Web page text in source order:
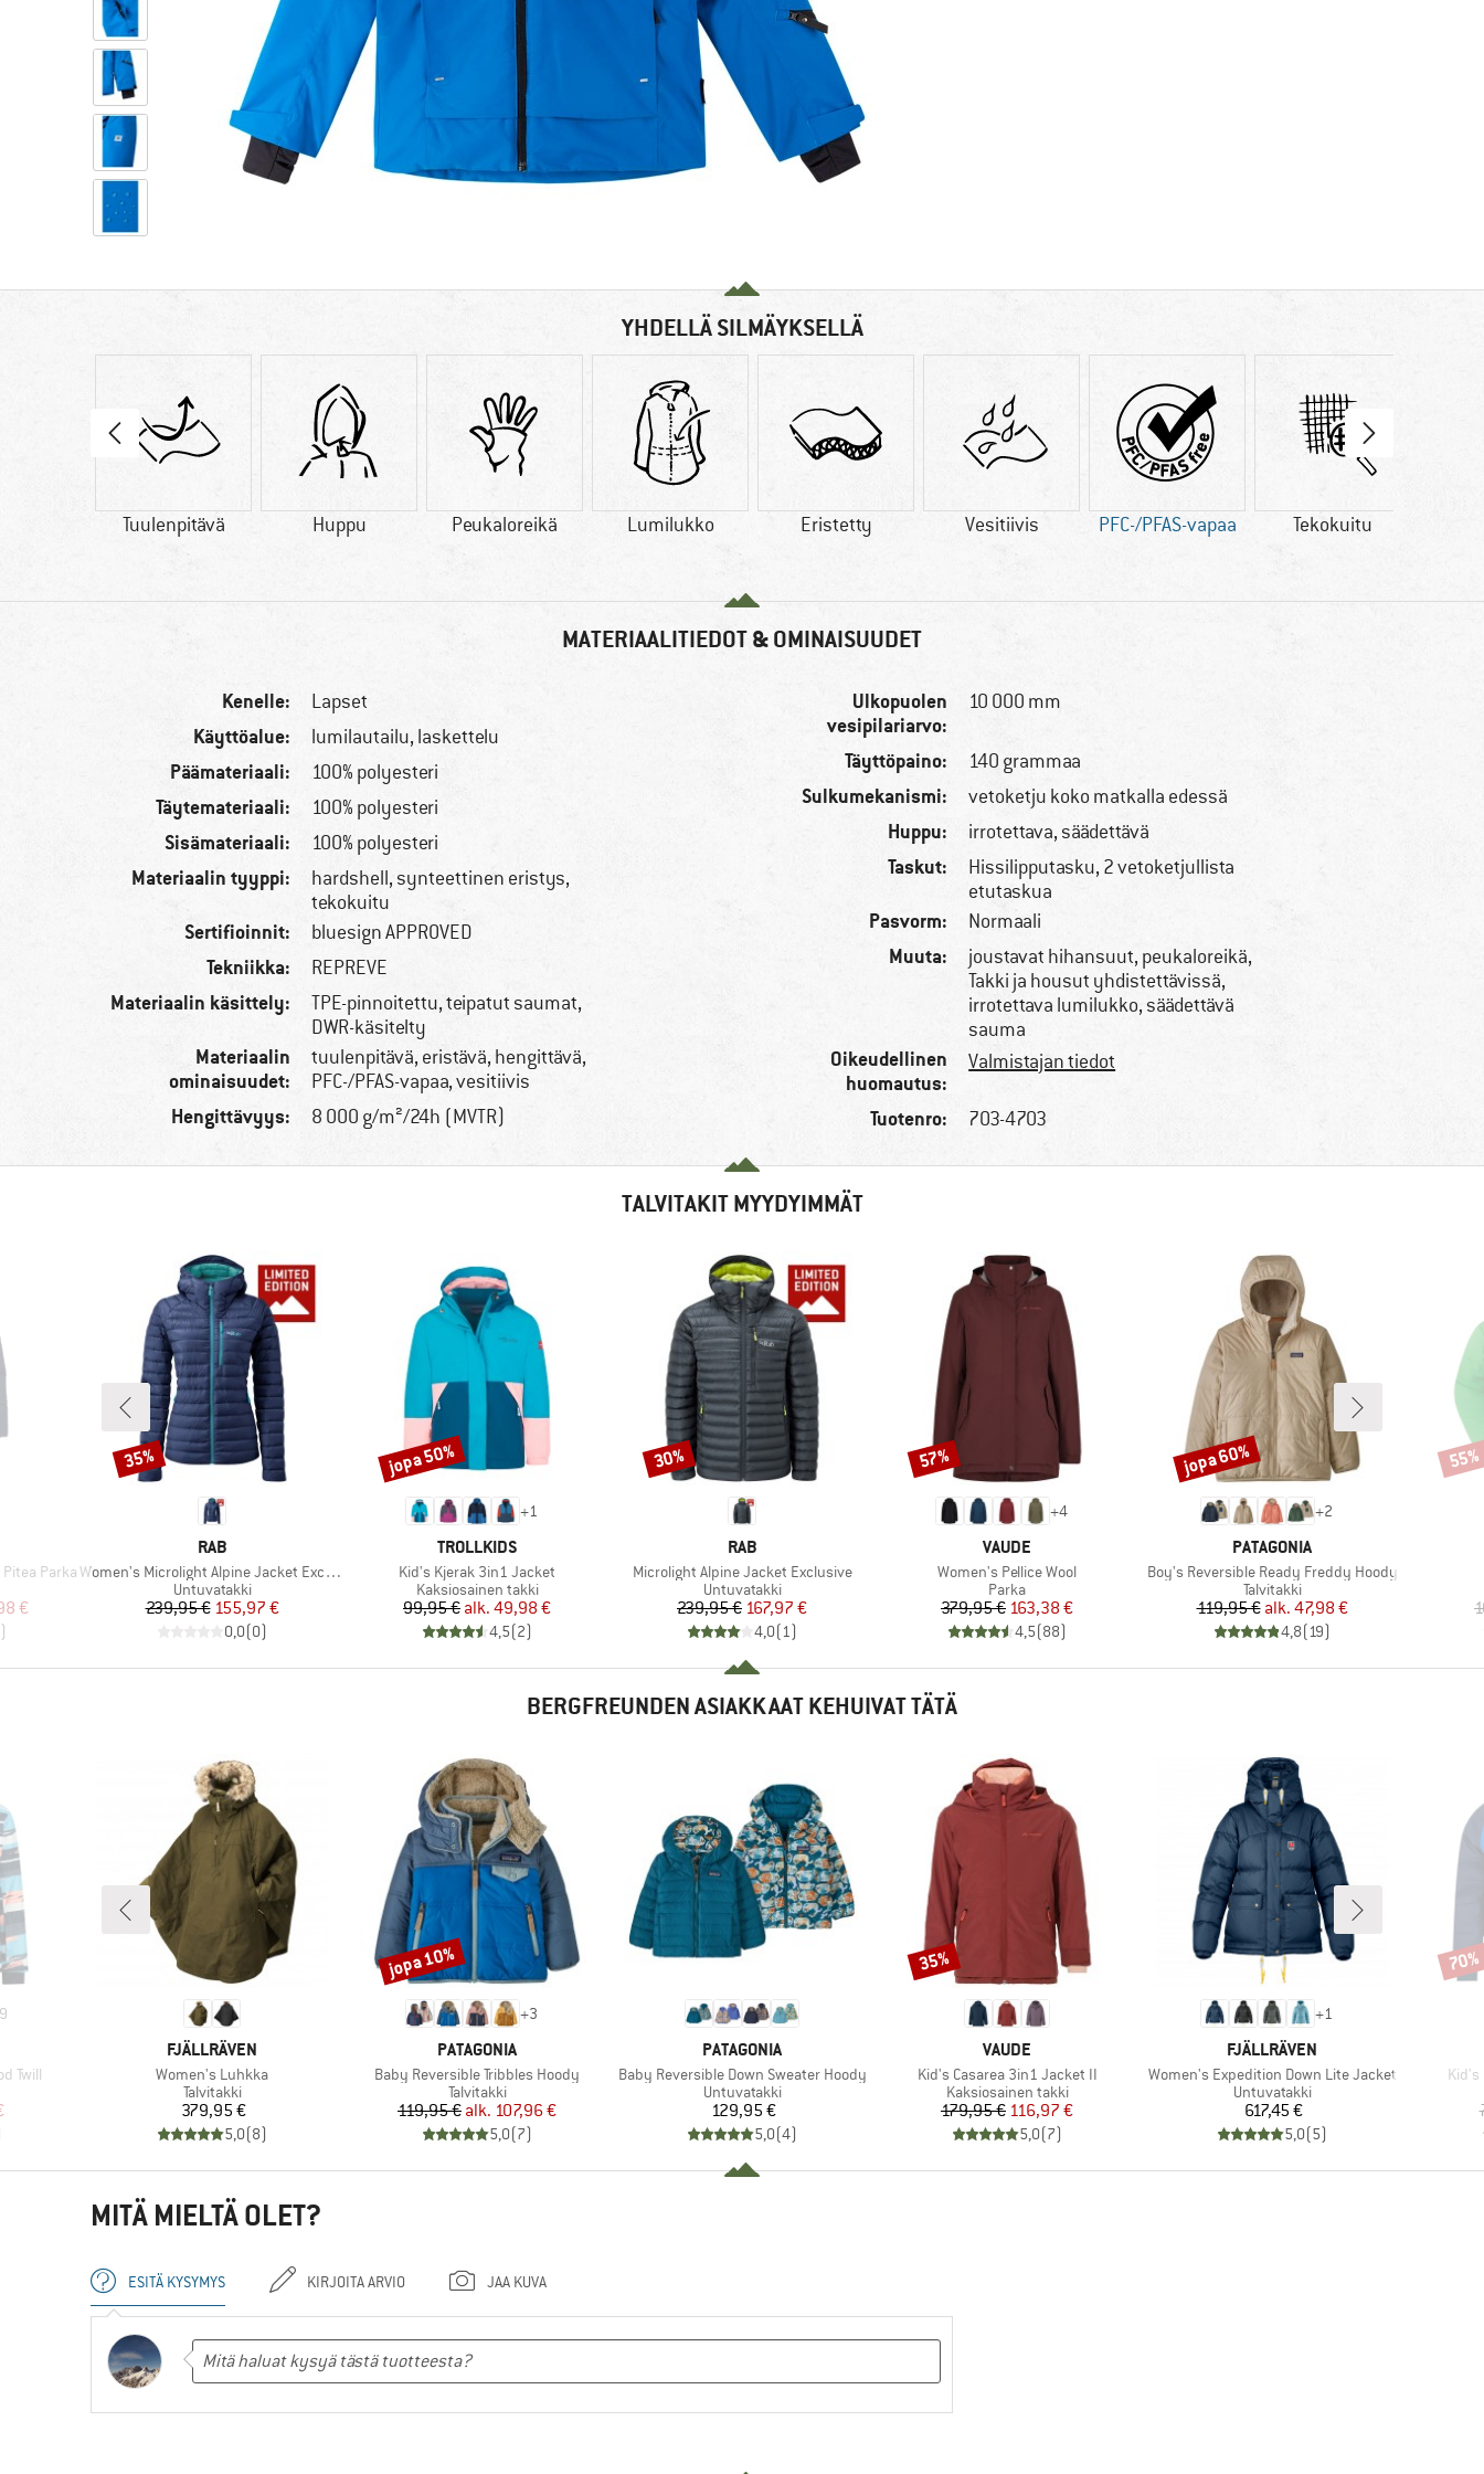
YHDELLÄ SILMÄYKSELLÄ
Tuulenpitävä Huppu Peukaloreikä Lumilukko Eristetty Vesitiivis PFC-/PFAS-vapaa Tekokuitu
MATERIAALITIEDOT & OMINAISUUDET
Kenelle: Lapset
Käyttöalue: lumilautailu, laskettelu
Päämateriaali: 100% polyesteri
Täytemateriaali: 100% polyesteri
Sisämateriaali: 100% polyesteri
Materiaalin tyyppi:
hardshell, synteettinen eristys,
tekokuitu
Sertifioinnit: bluesign APPROVED
Tekniikka: REPREVE
Materiaalin käsittely:
TPE-pinnoitettu, teipatut saumat,
DWR-käsitelty
Materiaalin
ominaisuudet:
tuulenpitävä, eristävä, hengittävä,
PFC-/PFAS-vapaa, vesitiivis
Hengittävyys: 8 000 g/m²/24h (MVTR)
Ulkopuolen
vesipilariarvo:
10 000 mm
Täyttöpaino: 140 grammaa
Sulkumekanismi: vetoketju koko matkalla edessä
Huppu: irrotettava, säädettävä
Taskut:
Hissilipputasku, 2 vetoketjullista
etutaskua
Pasvorm: Normaali
Muuta:
joustavat hihansuut, peukaloreikä,
Takki ja housut yhdistettävissä,
irrotettava lumilukko, säädettävä
sauma
Oikeudellinen
huomautus:
Valmistajan tiedot
Tuotenro: 703-4703
TALVITAKIT MYYDYIMMÄT
Parka
hinta
€
)
MERKKI
RAB
Tuote
Women's Microlight Alpine Jacket Exclusive
Tuoteryhmä
Untuvatakki
Hinta
239,95 €Alennettu hinta
155,97 €
0,0(0)
Alennus
35%
+1
MERKKI
TROLLKIDS
Tuote
Kid's Kjerak 3in1 Jacket
Tuoteryhmä
Kaksiosainen takki
Hinta
99,95 € Alennettu hinta
alk. 49,98 €
4,5(2)
Alennus
jopa 50%
MERKKI
RAB
Tuote
Microlight Alpine Jacket Exclusive
Tuoteryhmä
Untuvatakki
Hinta
239,95 €Alennettu hinta
167,97 €
4,0(1)
Alennus
30%
+4
MERKKI
VAUDE
Tuote
Women's Pellice Wool
Tuoteryhmä
Parka
Hinta
379,95 €Alennettu hinta
163,38 €
4,5(88)
Alennus
57%
+2
MERKKI
PATAGONIA
Tuote
Boy's Reversible Ready Freddy Hoody
Tuoteryhmä
Talvitakki
Hinta
119,95 € Alennettu hinta
alk. 47,98 €
4,8(19)
Alennus
jopa 60% 55%
BERGFREUNDEN ASIAKKAAT KEHUIVAT TÄTÄ
9
Twill
hinta
MERKKI
FJÄLLRÄVEN
Tuote
Women's Luhkka
Tuoteryhmä
Talvitakki
Hinta
379,95 €
5,0(8)
+3
MERKKI
PATAGONIA
Tuote
Baby Reversible Tribbles Hoody
Tuoteryhmä
Talvitakki
Hinta
119,95 € Alennettu hinta
alk. 107,96 €
5,0(7)
Alennus
jopa 10%
MERKKI
PATAGONIA
Tuote
Baby Reversible Down Sweater Hoody
Tuoteryhmä
Untuvatakki
Hinta
129,95 €
5,0(4)
MERKKI
VAUDE
Tuote
Kid's Casarea 3in1 Jacket II
Tuoteryhmä
Kaksiosainen takki
Hinta
179,95 €Alennettu hinta
116,97 €
5,0(7)
Alennus
35%
+1
MERKKI
FJÄLLRÄVEN
Tuote
Women's Expedition Down Lite Jacket
Tuoteryhmä
Untuvatakki
Hinta
617,45 €
5,0(5)
Tuote
Kid's
70%
MITÄ MIELTÄ OLET?
ESITÄ KYSYMYS KIRJOITA ARVIO JAA KUVA